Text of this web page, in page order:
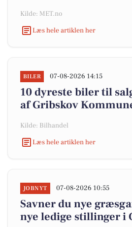
Kilde: MET.no
Læs hele artiklen her
BILER 07-08-2026 14:15
10 dyreste biler til
af Gribskov
Kilde: Bilhandel
Læs hele artiklen her
JOBNYT 07-08-2026 10:55
Savner du nye
nye ledige stillinger i